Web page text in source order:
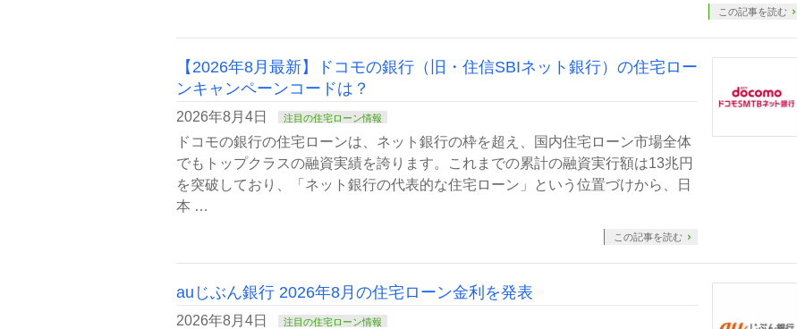
この記事を読む
【2026年8月最新】ドコモの銀行（旧・住信SBIネット銀行）の住宅ロー
ンキャンペーンコードは？
2026年8月4日 注目の住宅ローン情報
ドコモの銀行の住宅ローンは、ネット銀行の枠を超え、国内住宅ローン市場全体
でもトップクラスの融資実績を誇ります。これまでの累計の融資実行額は13兆円
を突破しており、「ネット銀行の代表的な住宅ローン」という位置づけから、日
本 …
この記事を読む
auじぶん銀行 2026年8月の住宅ローン金利を発表
2026年8月4日 注目の住宅ローン情報